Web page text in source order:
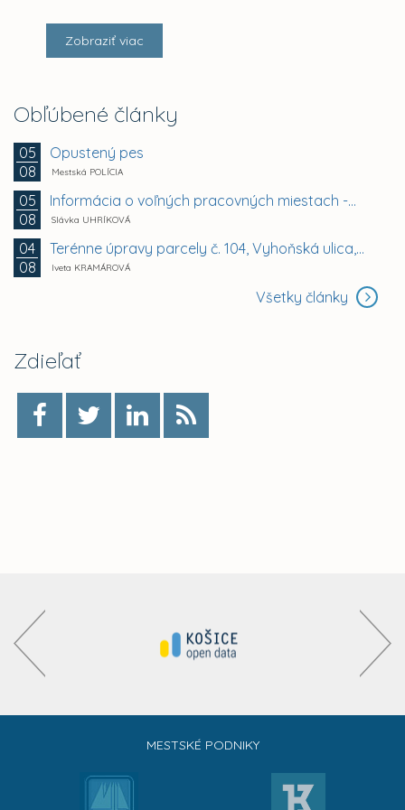
Zobraziť viac
Obľúbené články
05
08
Opustený pes
Mestská POLÍCIA
05
08
Informácia o voľných pracovných miestach -...
Slávka UHRÍKOVÁ
04
08
Terénne úpravy parcely č. 104, Vyhoňská ulica,...
Iveta KRAMÁROVÁ
Všetky články
Zdieľať
MESTSKÉ PODNIKY